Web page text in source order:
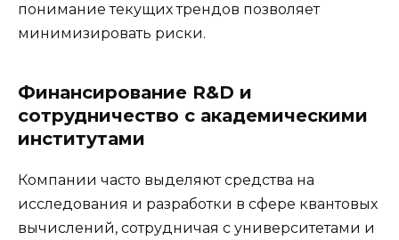
понимание текущих трендов позволяет
минимизировать риски.
Финансирование R&D и
сотрудничество с академическими
институтами
Компании часто выделяют средства на
исследования и разработки в сфере квантовых
вычислений, сотрудничая с университетами и